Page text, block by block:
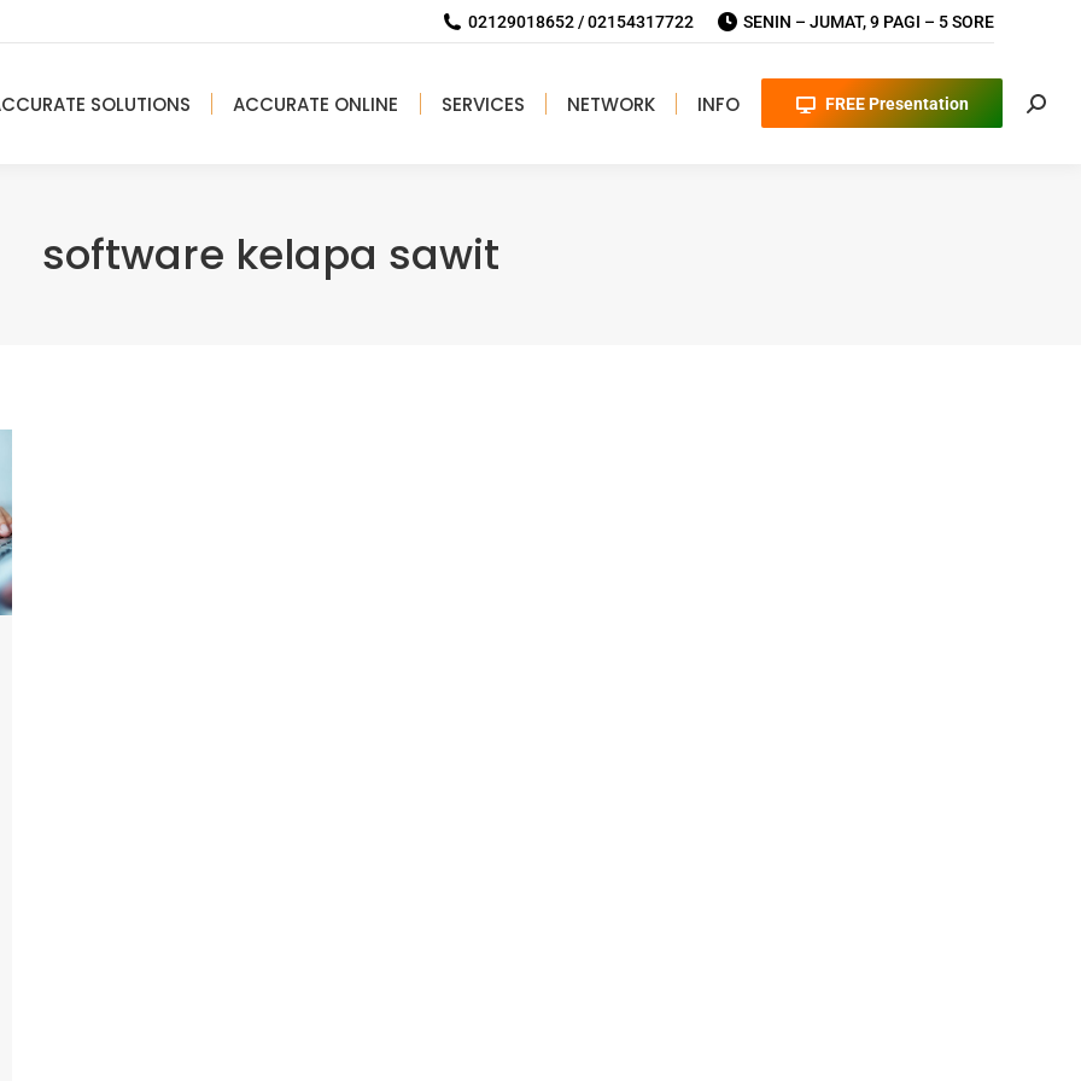
02129018652 / 02154317722 SENIN – JUMAT, 9 PAGI – 5 SORE
SOLUTIONS ACCURATE ONLINE SERVICES NETWORK INFO FREE Presentation
software kelapa sawit